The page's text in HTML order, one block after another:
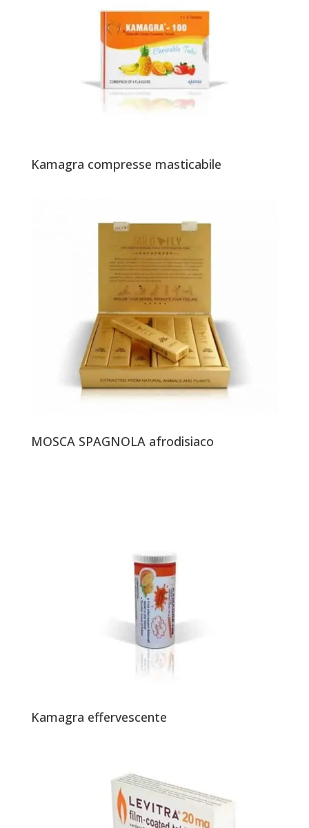
Kamagra compresse masticabile
MOSCA SPAGNOLA afrodisiaco
Kamagra effervescente